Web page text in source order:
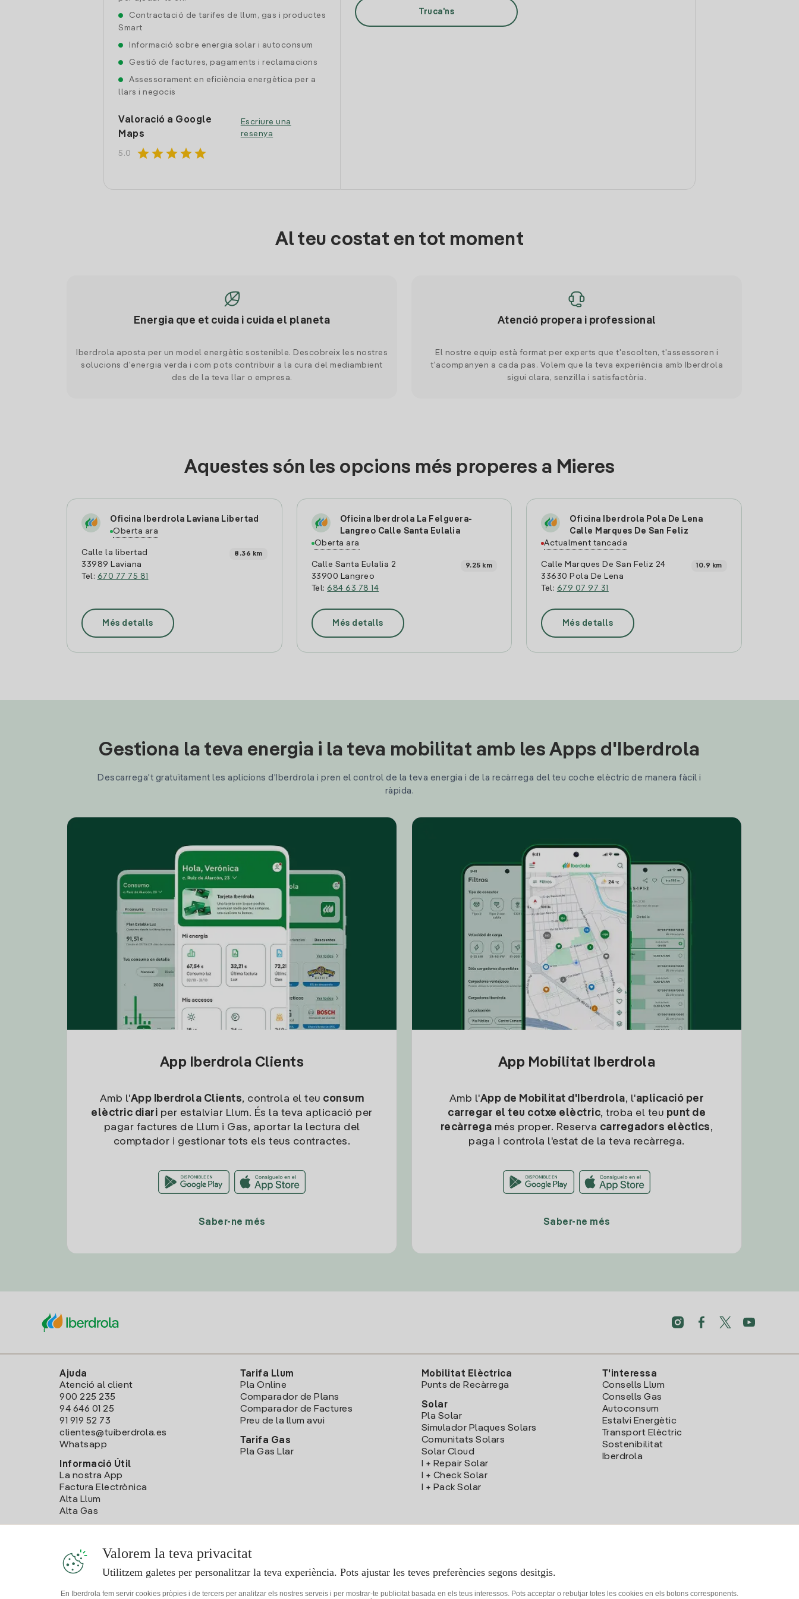
Contractació de tarifes de llum, gas i productes
Smart
Informació sobre energia solar i autoconsum
Gestió de factures, pagaments i reclamacions
Assessorament en eficiència energètica per a
llars i negocis
Valoració a Google
Maps
5.0 starstarstarstarstar
Escriure una
resenya
Truca'ns
Al teu costat en tot moment
Energia que et cuida i cuida el planeta
Iberdrola aposta per un model energètic sostenible. Descobreix les nostres
solucions d'energia verda i com pots contribuir a la cura del mediambient
des de la teva llar o empresa.
Atenció propera i professional
El nostre equip està format per experts que t'escolten, t'assessoren i
t'acompanyen a cada pas. Volem que la teva experiència amb Iberdrola
sigui clara, senzilla i satisfactòria.
Aquestes són les opcions més properes a Mieres
Oficina Iberdrola Laviana Libertad
Oberta ara
Calle la libertad
33989 Laviana
Tel: 670 77 75 81
8.36 km
Més detalls
Oficina Iberdrola La Felguera-
Langreo Calle Santa Eulalia
Oberta ara
Calle Santa Eulalia 2
33900 Langreo
Tel:684 63 78 14
9.25 km
Més detalls
Oficina Iberdrola Pola De Lena
Calle Marques De San Feliz
Actualment tancada
Calle Marques De San Feliz 24
33630 Pola De Lena
Tel: 679 07 97 31
10.9 km
Més detalls
Gestiona la teva energia i la teva mobilitat amb les Apps d'Iberdrola
Descarrega't gratuïtament les aplicions d'Iberdrola i pren el control de la teva energia i de la recàrrega del teu coche elèctric de manera fàcil i
ràpida.
App Iberdrola Clients
Amb l'App Iberdrola Clients, controla el teu consum
elèctric diari per estalviar Llum. És la teva aplicació per
pagar factures de Llum i Gas, aportar la lectura del
comptador i gestionar tots els teus contractes.
Saber-ne més
App Mobilitat Iberdrola
Amb l'App de Mobilitat d'Iberdrola, l'aplicació per
carregar el teu cotxe elèctric, troba el teu punt de
recàrrega més proper. Reserva carregadors elèctics,
paga i controla l'estat de la teva recàrrega.
Saber-ne més
Ajuda
Atenció al client
900 225 235
94 646 01 25
91 919 52 73
clientes@tuiberdrola.es
Whatsapp
Informació Útil
La nostra App
Factura Electrònica
Alta Llum
Alta Gas
Tarifa Llum
Pla Online
Comparador de Plans
Comparador de Factures
Preu de la llum avui
Tarifa Gas
Pla Gas Llar
Mobilitat Elèctrica
Punts de Recàrrega
Solar
Pla Solar
Simulador Plaques Solars
Comunitats Solars
Solar Cloud
I + Repair Solar
I + Check Solar
I + Pack Solar
T'interessa
Consells Llum
Consells Gas
Autoconsum
Estalvi Energètic
Transport Elèctric
Sostenibilitat
Iberdrola
Valorem la teva privacitat
Utilitzem galetes per personalitzar la teva experiència. Pots ajustar les teves preferències segons desitgis.
En Iberdrola fem servir cookies pròpies i de tercers per analitzar els nostres serveis i per mostrar-te publicitat basada en els teus interessos. Pots acceptar o rebutjar totes les cookies en els botons corresponents.